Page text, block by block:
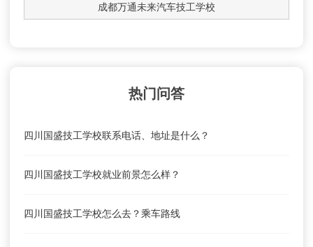
成都万通未来汽车技工学校
热门问答
四川国盛技工学校联系电话、地址是什么？
四川国盛技工学校就业前景怎么样？
四川国盛技工学校怎么去？乘车路线